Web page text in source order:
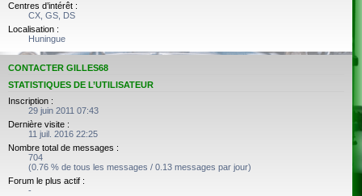
Centres d’intérêt :
CX, GS, DS
Localisation :
Huningue
CONTACTER GILLES68
STATISTIQUES DE L’UTILISATEUR
Inscription :
29 juin 2011 07:43
Dernière visite :
11 juil. 2016 22:25
Nombre total de messages :
704
(0.76 % de tous les messages / 0.13 messages par jour)
Forum le plus actif :
-